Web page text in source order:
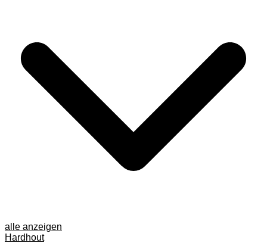
alle anzeigen
Hardhout